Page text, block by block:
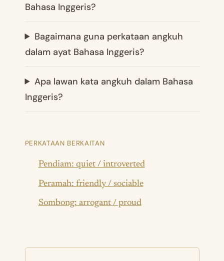
Bahasa Inggeris?
Bagaimana guna perkataan angkuh
dalam ayat Bahasa Inggeris?
Apa lawan kata angkuh dalam Bahasa
Inggeris?
PERKATAAN BERKAITAN
Pendiam: quiet / introverted
Peramah: friendly / sociable
Sombong: arrogant / proud